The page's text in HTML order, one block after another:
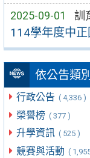
2025-09-01 訓
114學年度中
依公告類
行政公告 ( 4,336 )
榮譽榜 ( 377 )
升學資訊 ( 525 )
競賽與活動 (